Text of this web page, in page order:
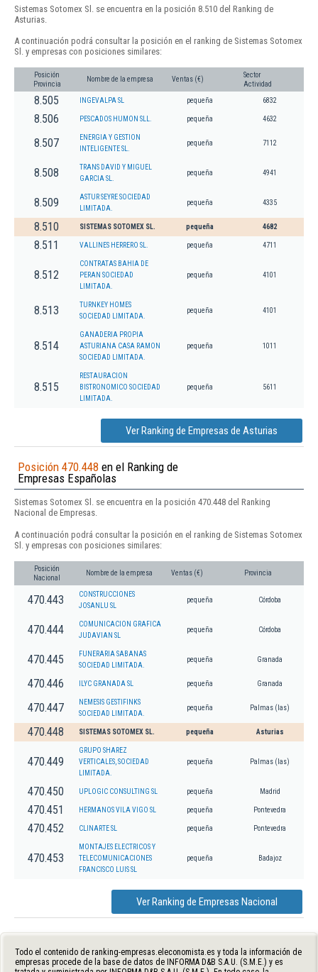
Sistemas Sotomex Sl. se encuentra en la posición 8.510 del Ranking de
Asturias.
A continuación podrá consultar la posición en el ranking de Sistemas Sotomex
Sl. y empresas con posiciones similares:
Posición
Provincia
Nombre de la empresa Ventas (€)
Sector
Actividad
8.505 INGEVALPA SL pequeña 6832
8.506 PESCADOS HUMON SLL. pequeña 4632
8.507
ENERGIA Y GESTION
INTELIGENTE SL.
pequeña 7112
8.508
TRANS DAVID Y MIGUEL
GARCIA SL.
pequeña 4941
8.509
ASTUR SEYRE SOCIEDAD
LIMITADA.
pequeña 4335
8.510 SISTEMAS SOTOMEX SL. pequeña 4682
8.511 VALLINES HERRERO SL. pequeña 4711
8.512
CONTRATAS BAHIA DE
PERAN SOCIEDAD
LIMITADA.
pequeña 4101
8.513
TURNKEY HOMES
SOCIEDAD LIMITADA.
pequeña 4101
8.514
GANADERIA PROPIA
ASTURIANA CASA RAMON
SOCIEDAD LIMITADA.
pequeña 1011
8.515
RESTAURACION
BISTRONOMICO SOCIEDAD
LIMITADA.
pequeña 5611
Ver Ranking de Empresas de Asturias
Posición 470.448 en el Ranking de
Empresas Españolas
Sistemas Sotomex Sl. se encuentra en la posición 470.448 del Ranking
Nacional de Empresas.
A continuación podrá consultar la posición en el ranking de Sistemas Sotomex
Sl. y empresas con posiciones similares:
Posición
Nacional
Nombre de la empresa Ventas (€) Provincia
470.443
CONSTRUCCIONES
JOSANLU SL
pequeña Córdoba
470.444
COMUNICACION GRAFICA
JUDAVIAN SL
pequeña Córdoba
470.445
FUNERARIA SABANAS
SOCIEDAD LIMITADA.
pequeña Granada
470.446 ILYC GRANADA SL pequeña Granada
470.447
NEMESIS GESTIFINKS
SOCIEDAD LIMITADA.
pequeña Palmas (las)
470.448 SISTEMAS SOTOMEX SL. pequeña Asturias
470.449
GRUPO SHAREZ
VERTICALES, SOCIEDAD
LIMITADA.
pequeña Palmas (las)
470.450 UPLOGIC CONSULTING SL pequeña Madrid
470.451 HERMANOS VILA VIGO SL pequeña Pontevedra
470.452 CLINARTE SL pequeña Pontevedra
470.453
MONTAJES ELECTRICOS Y
TELECOMUNICACIONES
FRANCISCO LUIS SL
pequeña Badajoz
Ver Ranking de Empresas Nacional
Todo el contenido de ranking-empresas.eleconomista.es y toda la información de
empresas procede de la base de datos de INFORMA D&B S.A.U. (S.M.E.) y es